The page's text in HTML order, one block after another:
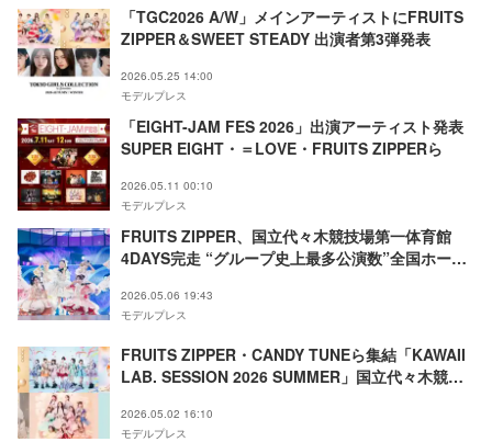
「TGC2026 A/W」メインアーティストにFRUITS
ZIPPER＆SWEET STEADY 出演者第3弾発表
2026.05.25 14:00
モデルプレス
「EIGHT-JAM FES 2026」出演アーティスト発表
SUPER EIGHT・＝LOVE・FRUITS ZIPPERら
2026.05.11 00:10
モデルプレス
FRUITS ZIPPER、国立代々木競技場第一体育館
4DAYS完走 “グループ史上最多公演数”全国ホール
2026.05.06 19:43
モデルプレス
FRUITS ZIPPER・CANDY TUNEら集結「KAWAII
LAB. SESSION 2026 SUMMER」国立代々木競技
2026.05.02 16:10
モデルプレス